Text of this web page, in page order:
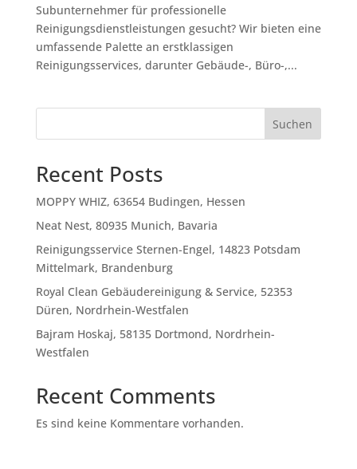
Subunternehmer für professionelle
Reinigungsdienstleistungen gesucht? Wir bieten eine
umfassende Palette an erstklassigen
Reinigungsservices, darunter Gebäude-, Büro-,...
Suchen
Recent Posts
MOPPY WHIZ, 63654 Budingen, Hessen
Neat Nest, 80935 Munich, Bavaria
Reinigungsservice Sternen-Engel, 14823 Potsdam
Mittelmark, Brandenburg
Royal Clean Gebäudereinigung & Service, 52353
Düren, Nordrhein-Westfalen
Bajram Hoskaj, 58135 Dortmond, Nordrhein-
Westfalen
Recent Comments
Es sind keine Kommentare vorhanden.